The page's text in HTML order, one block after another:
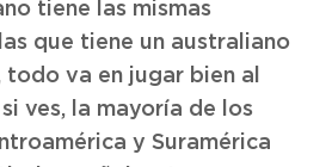
tiene las mismas
que tiene un australiano
va en jugar bien al
ves, la mayoría de los
y Suramérica